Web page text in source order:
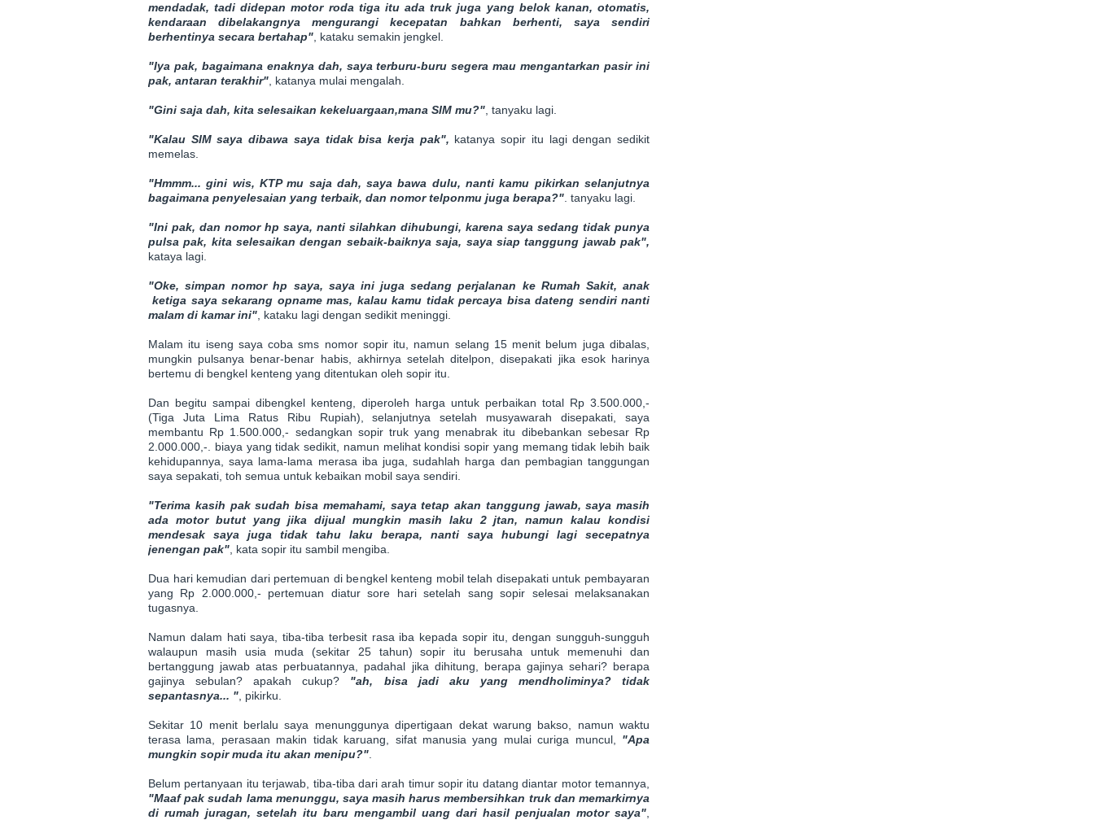
mendadak, tadi didepan motor roda tiga itu ada truk juga yang belok kanan, otomatis,
kendaraan dibelakangnya mengurangi kecepatan bahkan berhenti, saya sendiri
berhentinya secara bertahap" , kataku semakin jengkel.
"Iya pak, bagaimana enaknya dah, saya terburu-buru segera mau mengantarkan pasir ini
pak, antaran terakhir" , katanya mulai mengalah.
"Gini saja dah, kita selesaikan kekeluargaan,mana SIM mu?" , tanyaku lagi.
"Kalau SIM saya dibawa saya tidak bisa kerja pak", katanya sopir itu lagi dengan sedikit
memelas.
"Hmmm... gini wis, KTP mu saja dah, saya bawa dulu, nanti kamu pikirkan selanjutnya
bagaimana penyelesaian yang terbaik, dan nomor telponmu juga berapa?" . tanyaku lagi.
"Ini pak, dan nomor hp saya, nanti silahkan dihubungi, karena saya sedang tidak punya
pulsa pak, kita selesaikan dengan sebaik-baiknya saja, saya siap tanggung jawab pak",
kataya lagi.
"Oke, simpan nomor hp saya, saya ini juga sedang perjalanan ke Rumah Sakit, anak
ketiga saya sekarang opname mas, kalau kamu tidak percaya bisa dateng sendiri nanti
malam di kamar ini" , kataku lagi dengan sedikit meninggi.
Malam itu iseng saya coba sms nomor sopir itu, namun selang 15 menit belum juga dibalas,
mungkin pulsanya benar-benar habis, akhirnya setelah ditelpon, disepakati jika esok harinya
bertemu di bengkel kenteng yang ditentukan oleh sopir itu.
Dan begitu sampai dibengkel kenteng, diperoleh harga untuk perbaikan total Rp 3.500.000,-
(Tiga Juta Lima Ratus Ribu Rupiah), selanjutnya setelah musyawarah disepakati, saya
membantu Rp 1.500.000,- sedangkan sopir truk yang menabrak itu dibebankan sebesar Rp
2.000.000,-. biaya yang tidak sedikit, namun melihat kondisi sopir yang memang tidak lebih baik
kehidupannya, saya lama-lama merasa iba juga, sudahlah harga dan pembagian tanggungan
saya sepakati, toh semua untuk kebaikan mobil saya sendiri.
"Terima kasih pak sudah bisa memahami, saya tetap akan tanggung jawab, saya masih
ada motor butut yang jika dijual mungkin masih laku 2 jtan, namun kalau kondisi
mendesak saya juga tidak tahu laku berapa, nanti saya hubungi lagi secepatnya
jenengan pak" , kata sopir itu sambil mengiba.
Dua hari kemudian dari pertemuan di bengkel kenteng mobil telah disepakati untuk pembayaran
yang Rp 2.000.000,- pertemuan diatur sore hari setelah sang sopir selesai melaksanakan
tugasnya.
Namun dalam hati saya, tiba-tiba terbesit rasa iba kepada sopir itu, dengan sungguh-sungguh
walaupun masih usia muda (sekitar 25 tahun) sopir itu berusaha untuk memenuhi dan
bertanggung jawab atas perbuatannya, padahal jika dihitung, berapa gajinya sehari? berapa
gajinya sebulan? apakah cukup? "ah, bisa jadi aku yang mendholiminya? tidak
sepantasnya... " , pikirku.
Sekitar 10 menit berlalu saya menunggunya dipertigaan dekat warung bakso, namun waktu
terasa lama, perasaan makin tidak karuang, sifat manusia yang mulai curiga muncul,
"Apa
mungkin sopir muda itu akan menipu?"
Belum pertanyaan itu terjawab, tiba-tiba dari arah timur sopir itu datang diantar motor temannya,
"Maaf pak sudah lama menunggu, saya masih harus membersihkan truk dan memarkirnya
di rumah juragan, setelah itu baru mengambil uang dari hasil penjualan motor saya"